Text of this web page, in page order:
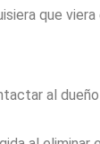
que
al